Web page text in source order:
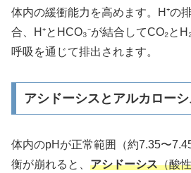
体内の緩衝能力を高めます。H⁺の
合、H⁺とHCO₃⁻が結合してCO₂と
呼吸を通じて排出されます。
アシドーシスとアルカローシ
体内のpHが正常範囲（約7.35〜
衡が崩れると、 アシドーシス（酸